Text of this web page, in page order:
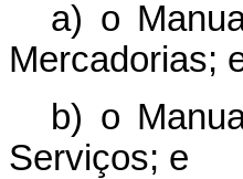
a) o
Mercadorias;
b) o
Serviços; e